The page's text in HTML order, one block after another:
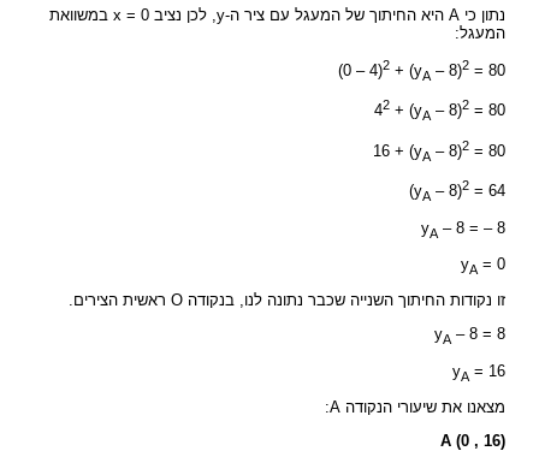
נתון כי A היא החיתוך של המעגל עם ציר ה-y, לכן נציב x = 0 במשוואת
המעגל:
(0 – 4)2 + (yA – 8)2 = 80
42 + (yA – 8)2 = 80
16 + (yA – 8)2 = 80
(yA – 8)2 = 64
yA – 8 = – 8
yA = 0
זו נקודות החיתוך השנייה שכבר נתונה לנו, בנקודה O ראשית הצירים.
yA – 8 = 8
yA = 16
מצאנו את שיעורי הנקודה A:
A (0 , 16)